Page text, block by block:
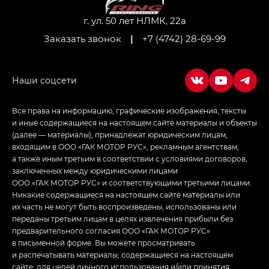
Джи Икс ПРЕМИУМ — GX PREMIUM, ЛАУНЖ —
Empow — Эмпау (Empow) в комплектации
г. ул. 50 лет НЛМК, 22а
Заказать звонок
| +7 (4742) 28-69-99
Все права на информацию, графические изображения, тексты
и иные содержащиеся на настоящем сайте материалы и объекты
(далее — материалы), принадлежат юридическим лицам,
входящим в ООО «ГАК МОТОР РУС», рекламным агентствам,
а также иным третьим в соответствии с условиями договоров,
заключенных между юридическими лицами
ООО «ГАК МОТОР РУС» и соответствующими третьими лицами.
Никакие содержащиеся на настоящем сайте материалы или
их часть не могут быть воспроизведены, использованы или
переданы третьим лицам в целях извлечения прибыли без
предварительного согласия ООО «ГАК МОТОР РУС»
в письменной форме. Вы можете просматривать
и распечатывать материалы, содержащиеся на настоящем
сайте, для целей личного использования и/или принятия